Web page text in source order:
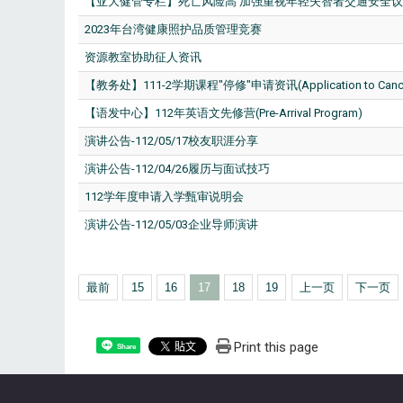
2023年台湾健康照护品质管理竞赛
资源教室协助征人资讯
【教务处】111-2学期课程"停修"申请资讯(Application to
【语发中心】112年英语文先修营(Pre-Arrival Program)
演讲公告-112/05/17校友职涯分享
演讲公告-112/04/26履历与面试技巧
112学年度申请入学甄审说明会
演讲公告-112/05/03企业导师演讲
最前 15 16 17 18 19 上一页 下一页
Share Print this page